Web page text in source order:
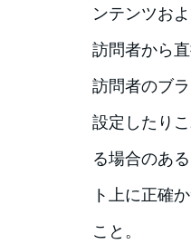
ンテンツお
訪問者から
訪問者のブ
設定したり
る場合のあ
ト上に正確
こと。